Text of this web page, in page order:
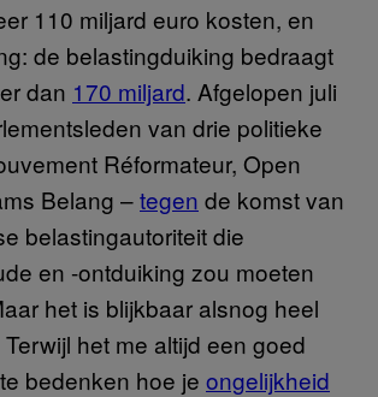
110 miljard euro kosten, en
de belastingduiking bedraagt
dan 170 miljard. Afgelopen juli
van drie politieke
Réformateur, Open
Belang –tegen de komst van
belastingautoriteit die
en -ontduiking zou moeten
het is blijkbaar alsnog heel
het me altijd een goed
bedenken hoe je ongelijkheid